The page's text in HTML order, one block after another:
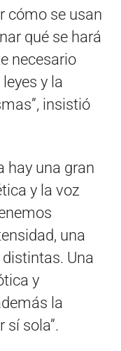
cómo se usan
qué se hará
necesario
y la
insistió
hay una gran
y la voz
una
Una
y
la
sí sola”.